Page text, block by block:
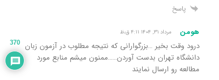
پاسخ
هومن مرداد ۳۱, ۱۴۰۴ ۴:۱۱ ق٫ظ
درود وقت بخیر …بزرگوارانی که نتیجه مطلوب در آزمون زبان
دانشگاه تهران بدست آوردن……ممنون میشم منابع مورد
مطالعه رو ارسال نمایند
370